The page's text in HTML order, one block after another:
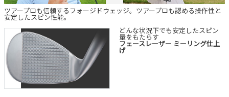
ツアープロも信頼するフォージドウェッジ。ツアープロも認める操作性と
安定したスピン性能。
どんな状況下でも安定したスピン
量をもたらす
フェースレーザー ミーリング仕上
げ